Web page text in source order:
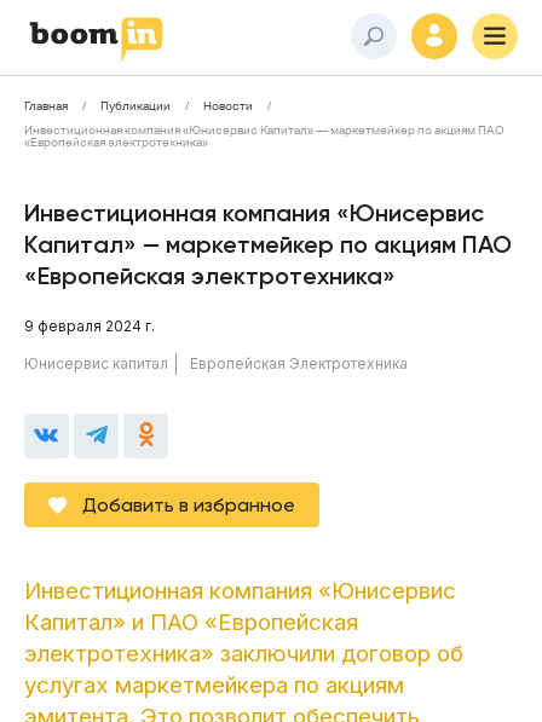
Главная Публикации
Новости
Инвестиционная компания «Юнисервис Капитал» — маркетмейкер по акциям ПАО
«Европейская электротехника»
Инвестиционная компания «Юнисервис
Капитал» — маркетмейкер по акциям ПАО
«Европейская электротехника»
9 февраля 2024 г.
Юнисервис капитал Европейская Электротехника
Добавить в избранное
Инвестиционная компания «Юнисервис
Капитал» и ПАО «Европейская
электротехника» заключили договор об
услугах маркетмейкера по акциям